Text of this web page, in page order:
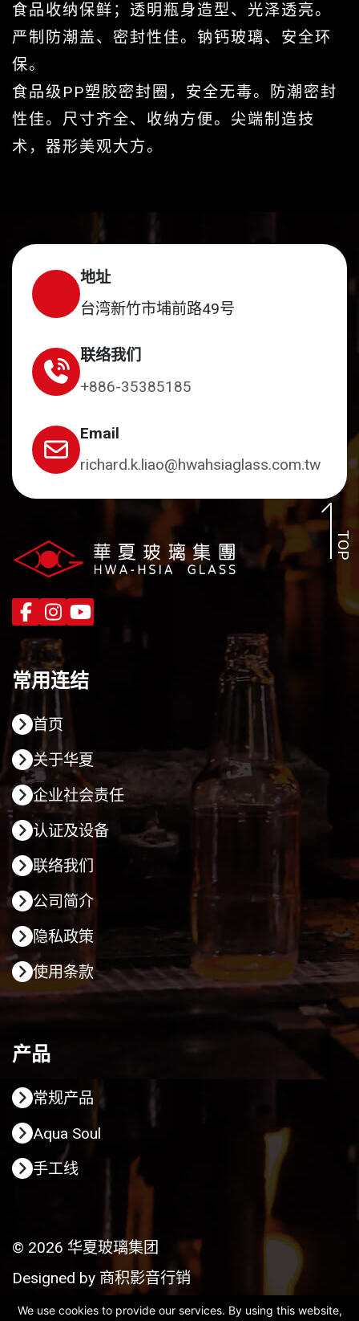
食品收纳保鲜；透明瓶身造型、光泽透亮。
严制防潮盖、密封性佳。钠钙玻璃、安全环
保。
食品级PP塑胶密封圈，安全无毒。防潮密封
性佳。尺寸齐全、收纳方便。尖端制造技
术，器形美观大方。
TOP
地址
台湾新竹市埔前路49号
联络我们
+886-35385185
Email
richard.k.liao@hwahsiaglass.com.tw
常用连结
首页
关于华夏
企业社会责任
认证及设备
联络我们
公司简介
隐私政策
使用条款
产品
常规产品
Aqua Soul
手工线
© 2026 华夏玻璃集团
Designed by 商积影音行销
We use cookies to provide our services. By using this website,